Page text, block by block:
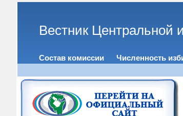
Вестник Центральной
Состав комиссии Численность